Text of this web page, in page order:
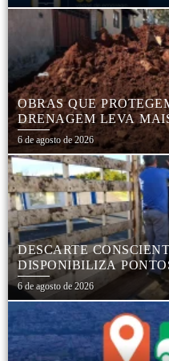
OBRAS QUE
DRENAGEM LEVA
TRANQUILIDADE AOS
5
6 de agosto de 2026
DESCARTE
DISPONIBILIZA
DESCARTE
PNEUS,
E PRESERVAÇÃO
6 de agosto de 2026